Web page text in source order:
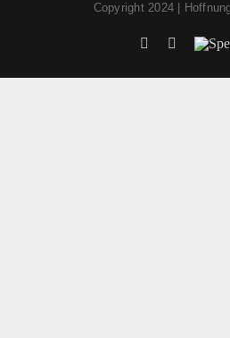
Copyright 2024 |
Facebook